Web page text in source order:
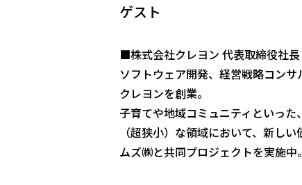
ゲスト
■株式会社クレヨン 代表取締役社
ソフトウェア開発、経営戦略コン
クレヨンを創業。
子育てや地域コミュニティといっ
（超狭小）な領域において、新し
ムズ㈱と共同プロジェクトを実施